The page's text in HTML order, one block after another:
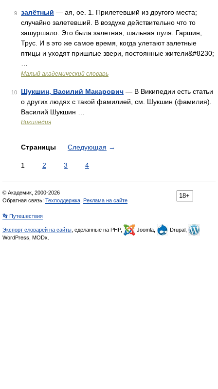
9 залётный — ая, ое. 1. Прилетевший из другого места;
случайно залетевший. В воздухе действительно что то
зашуршало. Это была залетная, шальная пуля. Гаршин,
Трус. И в это же самое время, когда улетают залетные
птицы и уходят пришлые звери, постоянные жители&#8230;
Малый академический словарь
10 Шукшин, Василий Макарович — В Википедии есть статьи
о других людях с такой фамилией, см. Шукшин (фамилия).
Василий Шукшин …
Википедия
Страницы Следующая →
1 2 3 4
18+
© Академик, 2000-2026
Обратная связь: Техподдержка Реклама на сайте
👣 Путешествия
Экспорт словарей на сайты , сделанные на PHP, Joomla,
Drupal,
WordPress, MODx.